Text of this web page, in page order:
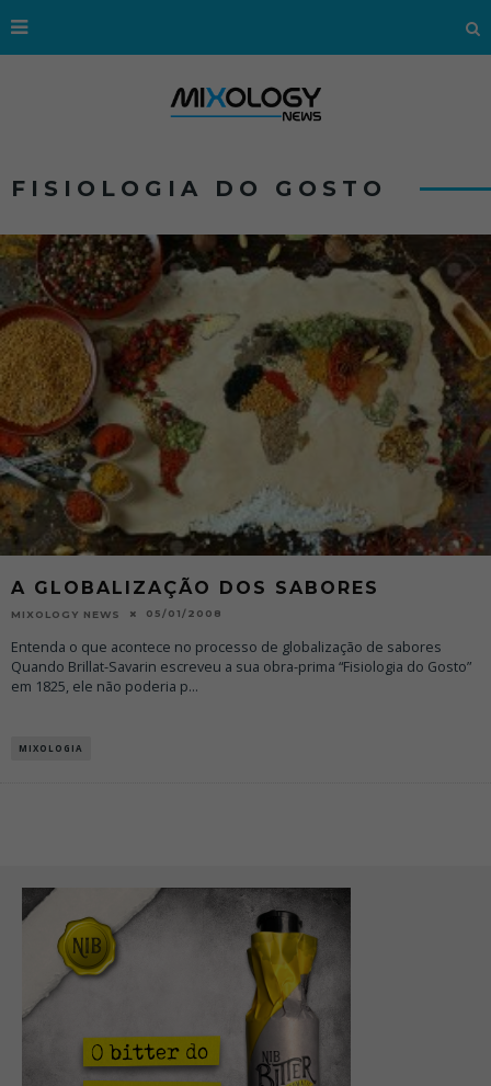
FISIOLOGIA DO GOSTO
A GLOBALIZAÇÃO DOS SABORES
MIXOLOGY NEWS 05/01/2008
Entenda o que acontece no processo de globalização de sabores
Quando Brillat-Savarin escreveu a sua obra-prima “Fisiologia do Gosto”
em 1825, ele não poderia p...
MIXOLOGIA